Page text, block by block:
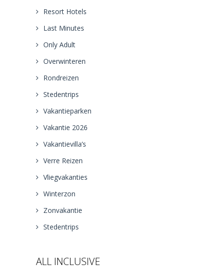
Resort Hotels
Last Minutes
Only Adult
Overwinteren
Rondreizen
Stedentrips
Vakantieparken
Vakantie 2026
Vakantievilla’s
Verre Reizen
Vliegvakanties
Winterzon
Zonvakantie
Stedentrips
ALL INCLUSIVE